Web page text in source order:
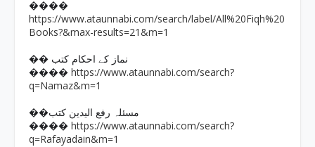
����
https://www.ataunnabi.com/search/label/All%20Fiqh%20
Books?&max-results=21&m=1
�� نماز کے احکام کتب
���� https://www.ataunnabi.com/search?
q=Namaz&m=1
��مسئلہ رفع الیدین کتب
���� https://www.ataunnabi.com/search?
q=Rafayadain&m=1